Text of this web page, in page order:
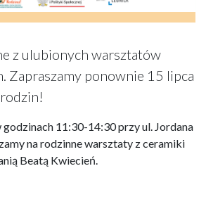
z ulubionych warsztatów
Zapraszamy ponownie 15 lipca
godzinach 11:30-14:30 przy ul. Jordana
na rodzinne warsztaty z ceramiki
Beatą Kwiecień.